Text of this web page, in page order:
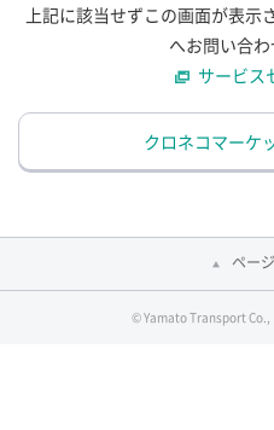
上記に該当せずこの画面が表
へお問い合わ
サービス
クロネコマーケ
ペー
© Yamato Transport Co.,